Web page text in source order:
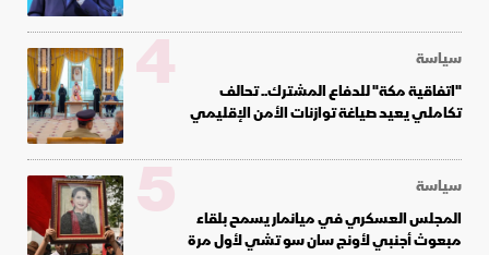
سياسة
"اتفاقية مكة" للدفاع المشترك.. تحالف
تكاملي يعيد صياغة توازنات الأمن الإقليمي 4
سياسة
المجلس العسكري في ميانمار يسمح بلقاء
مبعوث أجنبي لأونج سان سو تشي لأول مرة 5